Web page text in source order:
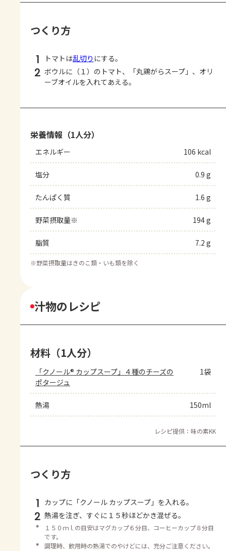
つくり方
1 トマトは乱切り にする。
2 ボウルに（１）のトマト、「丸鶏がらスープ」、オリ
ーブオイルを入れてあえる。
栄養情報（1人分）
エネルギー 106 kcal
塩分 0.9 g
たんぱく質 1.6 g
野菜摂取量※ 194 g
脂質 7.2 g
※野菜摂取量はきのこ類・いも類を除く
汁物のレシピ
材料（1人分）
「クノール® カップスープ」４種のチーズの
ポタージュ
1袋
熱湯 150ml
レシピ提供：味の素KK
つくり方
1 カップに「クノール カップスープ」を入れる。
2 熱湯を注ぎ、すぐに１５秒ほどかき混ぜる。
＊
１５０ｍｌの目安はマグカップ６分目、コーヒーカップ８分目
です。
＊
調理時、飲用時の熱湯でのやけどには、充分ご注意ください。